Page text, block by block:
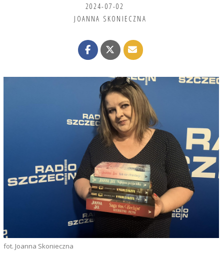
2024-07-02
JOANNA SKONIECZNA
fot. Joanna Skonieczna